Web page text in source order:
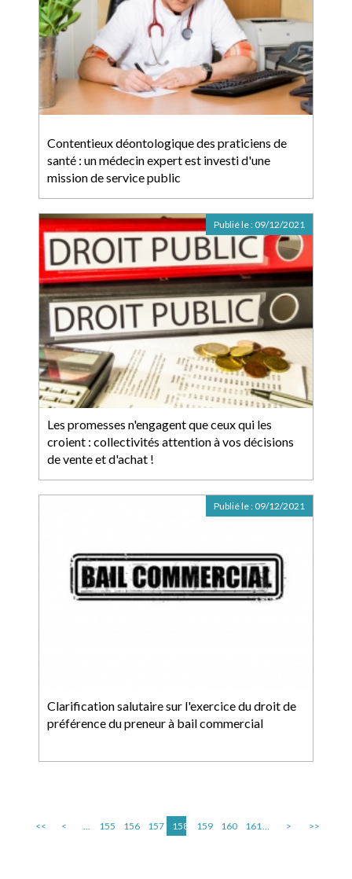
Contentieux déontologique des praticiens de
santé : un médecin expert est investi d'une
mission de service public
Les promesses n'engagent que ceux qui les
croient : collectivités attention à vos décisions
de vente et d'achat !
Publié le : 09/12/2021
Clarification salutaire sur l'exercice du droit de
préférence du preneur à bail commercial
Publié le : 09/12/2021
<< < ... 155 156 157 158 159 160 161... > >>